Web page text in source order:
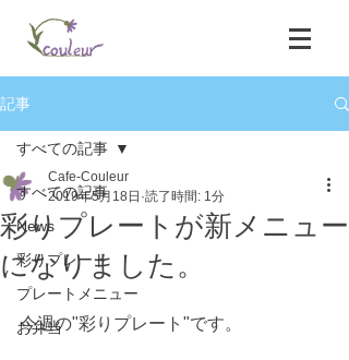
記事
すべての記事
News
彩りプレート
プレートメニュー
お弁当
すべての記事
彩りプレートが新メニュー
になりました。
Cafe-Couleur
2019年5月18日 読了時間: 1分
今週の"彩りプレート"です。